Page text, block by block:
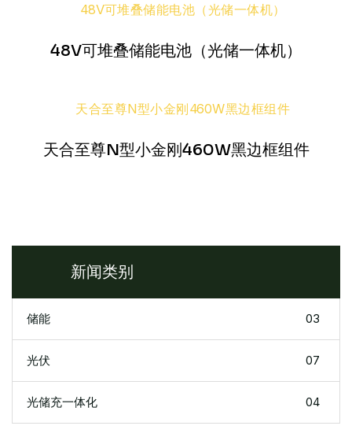
48V可堆叠储能电池（光储一体机）
天合至尊N型小金刚460W黑边框组件
新闻类别
储能 03
光伏 07
光储充一体化 04